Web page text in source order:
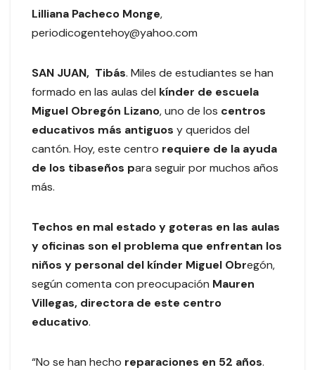
Lilliana Pacheco Monge,
periodicogentehoy@yahoo.com
SAN JUAN, Tibás. Miles de estudiantes se han
formado en las aulas del kínder de escuela
Miguel Obregón Lizano, uno de los centros
educativos más antiguos y queridos del
cantón. Hoy, este centro requiere de la ayuda
de los tibaseños para seguir por muchos años
más.
Techos en mal estado y goteras en las aulas
y oficinas son el problema que enfrentan los
niños y personal del kínder Miguel Obregón,
según comenta con preocupación Mauren
Villegas, directora de este centro
educativo.
“No se han hecho reparaciones en 52 años.